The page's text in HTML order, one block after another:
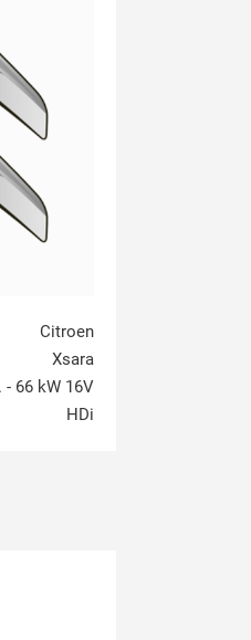
Citroen
Xsara
- 66 kW 16V
HDi